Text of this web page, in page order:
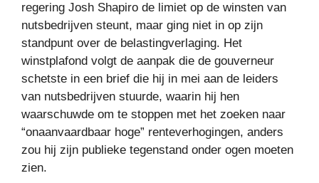
regering Josh Shapiro de limiet op de winsten van
nutsbedrijven steunt, maar ging niet in op zijn
standpunt over de belastingverlaging. Het
winstplafond volgt de aanpak die de gouverneur
schetste in een brief die hij in mei aan de leiders
van nutsbedrijven stuurde, waarin hij hen
waarschuwde om te stoppen met het zoeken naar
“onaanvaardbaar hoge” renteverhogingen, anders
zou hij zijn publieke tegenstand onder ogen moeten
zien.